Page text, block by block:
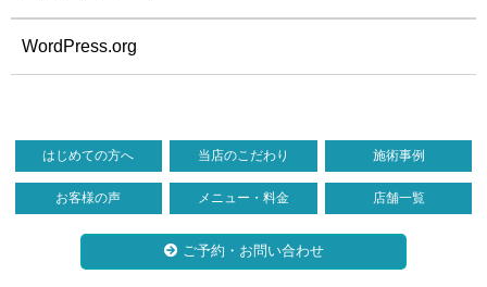
WordPress.org
はじめての方へ 当店のこだわり 施術事例
お客様の声 メニュー・料金 店舗一覧
ご予約・お問い合わせ